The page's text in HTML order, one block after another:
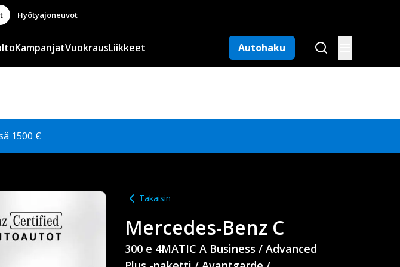
Hyötyajoneuvot
KampanjatVuokrausLiikkeet Autohaku
1500 €
Takaisin
Mercedes-Benz C
300 e 4MATIC A Business / Advanced